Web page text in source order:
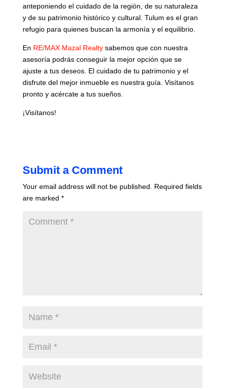
anteponiendo el cuidado de la región, de su naturaleza
y de su patrimonio histórico y cultural. Tulum es el gran
refugio para quienes buscan la armonía y el equilibrio.
En RE/MAX Mazal Realtysabemos que con nuestra
asesoría podrás conseguir la mejor opción que se
ajuste a tus deseos. El cuidado de tu patrimonio y el
disfrute del mejor inmueble es nuestra guía. Visítanos
pronto y acércate a tus sueños.
¡Visítanos!
Submit a Comment
Your email address will not be published.
Required fields
are marked *